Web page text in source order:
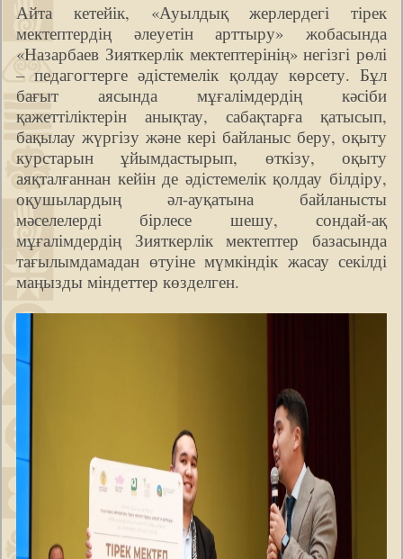
Айта кетейік, «Ауылдық жерлердегі тірек
мектептердің әлеуетін арттыру» жобасында
«Назарбаев Зияткерлік мектептерінің» негізгі рөлі
– педагогтерге әдістемелік қолдау көрсету. Бұл
бағыт аясында мұғалімдердің кәсіби
қажеттіліктерін анықтау, сабақтарға қатысып,
бақылау жүргізу және кері байланыс беру, оқыту
курстарын ұйымдастырып, өткізу, оқыту
аяқталғаннан кейін де әдістемелік қолдау білдіру,
оқушылардың әл-ауқатына байланысты
мәселелерді бірлесе шешу, сондай-ақ
мұғалімдердің Зияткерлік мектептер базасында
тағылымдамадан өтуіне мүмкіндік жасау секілді
маңызды міндеттер көзделген.